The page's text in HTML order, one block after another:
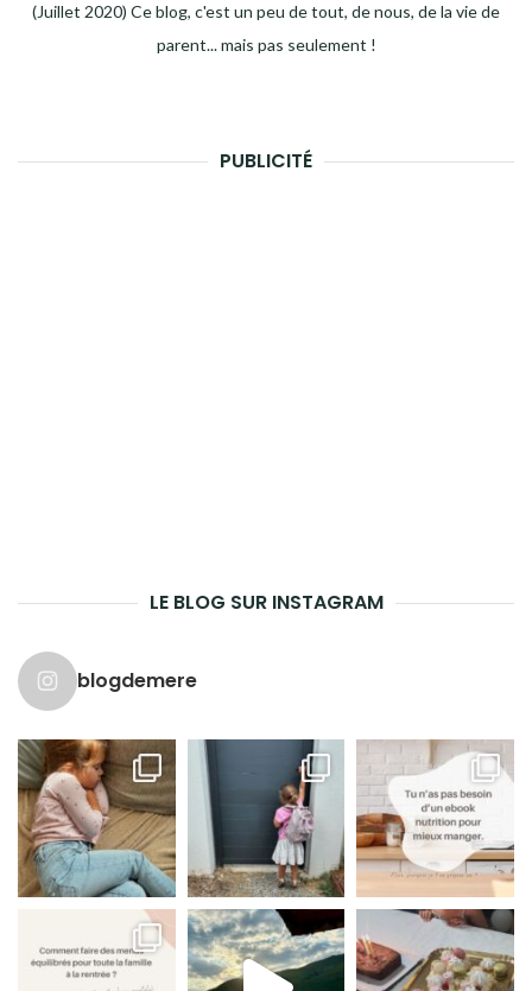
(Juillet 2020) Ce blog, c'est un peu de tout, de nous, de la vie de
parent... mais pas seulement !
PUBLICITÉ
LE BLOG SUR INSTAGRAM
blogdemere